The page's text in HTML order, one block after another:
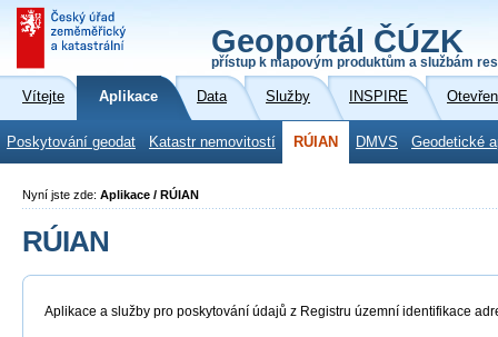
Geoportál ČÚZK
přístup k mapovým produktům a službám
Vítejte Aplikace Data Služby INSPIRE
Poskytování geodat Katastr nemovitostí RÚIAN DMVS Geodetické
Nyní jste zde: Aplikace / RÚIAN
RÚIAN
Aplikace a služby pro poskytování údajů z Registru územní identifikace